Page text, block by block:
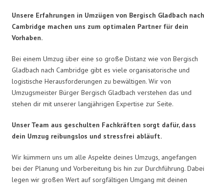
Unsere Erfahrungen in Umzügen von Bergisch Gladbach nach
Cambridge machen uns zum optimalen Partner für dein
Vorhaben.
Bei einem Umzug über eine so große Distanz wie von Bergisch
Gladbach nach Cambridge gibt es viele organisatorische und
logistische Herausforderungen zu bewältigen. Wir von
Umzugsmeister Bürger Bergisch Gladbach verstehen das und
stehen dir mit unserer langjährigen Expertise zur Seite.
Unser Team aus geschulten Fachkräften sorgt dafür, dass
dein Umzug reibungslos und stressfrei abläuft.
Wir kümmern uns um alle Aspekte deines Umzugs, angefangen
bei der Planung und Vorbereitung bis hin zur Durchführung. Dabei
legen wir großen Wert auf sorgfältigen Umgang mit deinen